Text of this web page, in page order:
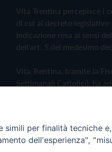
Vita Trentina percepisce i
di cui al decreto legislativo
Indicazione resa ai sensi
dell'art. 5 del medesimo
Vita Trentina, tramite la
Settimanali Cattolici), ha
Privacy Policy Cookie
simili per finalità tecniche
dell'esperienza",